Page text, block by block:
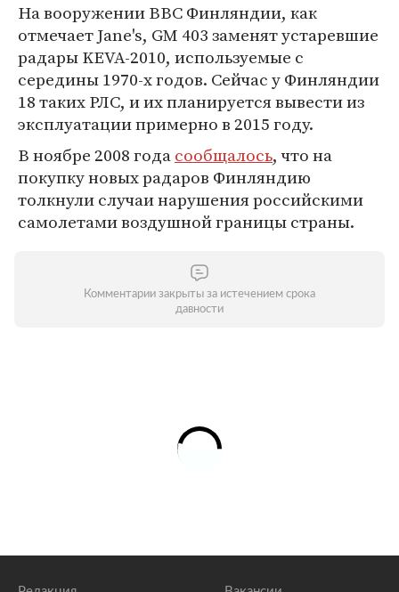
На вооружении ВВС Финляндии, как
отмечает Jane's, GM 403 заменят устаревшие
радары KEVA-2010, используемые с
середины 1970-х годов. Сейчас у Финляндии
18 таких РЛС, и их планируется вывести из
эксплуатации примерно в 2015 году.
В ноябре 2008 годасообщалось, что на
покупку новых радаров Финляндию
толкнули случаи нарушения российскими
самолетами воздушной границы страны.
Комментарии закрыты за истечением срока
давности